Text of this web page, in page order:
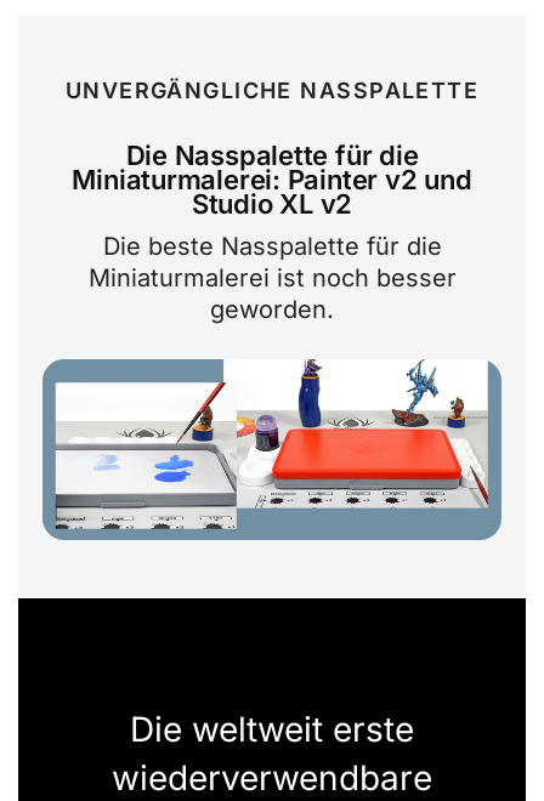
UNVERGÄNGLICHE NASSPALETTE
Die Nasspalette für die
Miniaturmalerei: Painter v2 und
Studio XL v2
Die beste Nasspalette für die
Miniaturmalerei ist noch besser
geworden.
Die weltweit erste
wiederverwendbare